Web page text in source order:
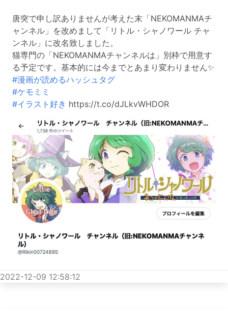
唐突で申し訳ありませんが考えた末「NEKOMANMAチ
ャンネル」を改めまして「リトル・シャノワール チャ
ンネル」に改名致しました。
猫専門の「NEKOMANMAチャンネルは」別枠で用意す
る予定です。基本的には今までとあまり変わりません✨
#漫画が読めるハッシュタグ
#ケモミミ
#イラスト好き https://t.co/dJLkvWHDOR
2022-12-09 12:58:12